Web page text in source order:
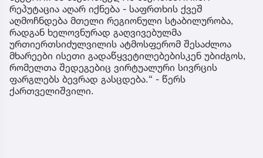
რეპუტაცია აღარ იქნება - საფრთხის ქვეშ
აღმოჩნდება მთელი რეგიონული სტაბილურობა,
რადგან ხელოვნურად გაღვივებულმა
ურთიერთსიძულვილის ატმოსფერომ შესაძლოა
მხარეები ისეთი გადაწყვეტილებებისკენ უბიძგოს,
რომელთა შედეგებიც ვირტუალური სივრცის
ფარგლებს ბევრად გასცდება.“ - წერს
ქართველიშვილი.